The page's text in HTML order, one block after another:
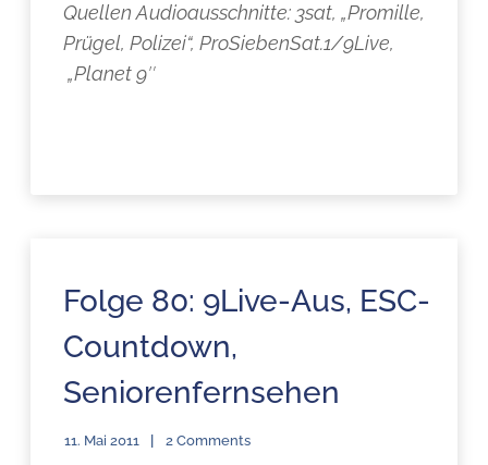
Quellen Audioausschnitte: 3sat, „Promille,
Prügel, Polizei“, ProSiebenSat.1/9Live,
„Planet 9″
Folge 80: 9Live-Aus, ESC-
Countdown,
Seniorenfernsehen
11. Mai 2011 2 Comments